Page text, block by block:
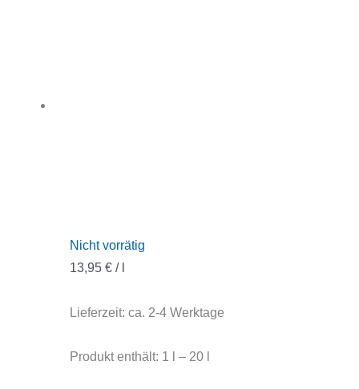
Nicht vorrätig
13,95 €/
Lieferzeit: ca. 2-4 Werktage
Produkt enthält: 1 – 20